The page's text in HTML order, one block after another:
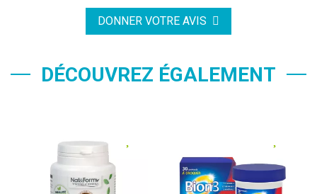
DONNER VOTRE AVIS
DÉCOUVREZ ÉGALEMENT